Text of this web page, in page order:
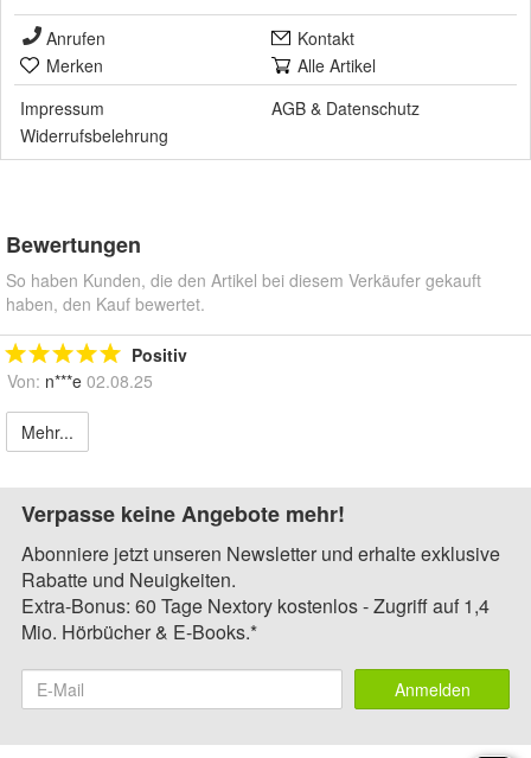
Anrufen
Kontakt
Merken
Alle Artikel
Impressum
AGB & Datenschutz
Widerrufsbelehrung
Bewertungen
So haben Kunden, die den Artikel bei diesem Verkäufer gekauft
haben, den Kauf bewertet.
Positiv
Von: n***e 02.08.25
Mehr...
Verpasse keine Angebote mehr!
Abonniere jetzt unseren Newsletter und erhalte exklusive
Rabatte und Neuigkeiten.
Extra-Bonus: 60 Tage Nextory kostenlos - Zugriff auf 1,4
Mio. Hörbücher & E-Books.*
Anmelden